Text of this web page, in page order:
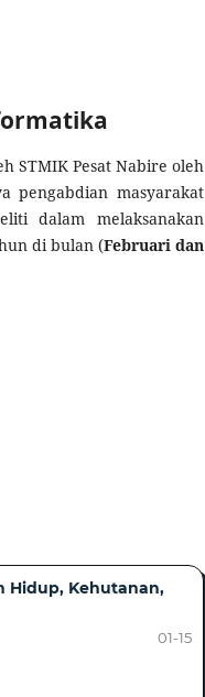
STMIK Pesat Nabire oleh
pengabdian masyarakat
dalam melaksanakan
di bulan (Februari dan
Hidup, Kehutanan,
01-15